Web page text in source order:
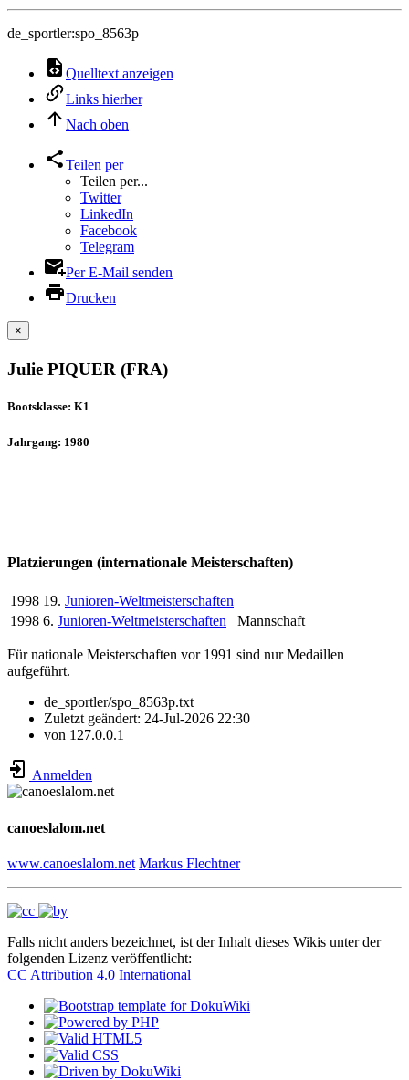
de_sportler:spo_8563p
Quelltext anzeigen
Links hierher
Nach oben
Teilen per
Teilen per...
Twitter
LinkedIn
Facebook
Telegram
Per E-Mail senden
Drucken
×
Julie PIQUER (FRA)
Bootsklasse: K1
Jahrgang: 1980
Platzierungen (internationale Meisterschaften)
1998 19. Junioren-Weltmeisterschaften
1998 6. Junioren-Weltmeisterschaften Mannschaft
Für nationale Meisterschaften vor 1991 sind nur Medaillen
aufgeführt.
de_sportler/spo_8563p.txt
Zuletzt geändert: 24-Jul-2026 22:30
von 127.0.0.1
Anmelden
canoeslalom.net
www.canoeslalom.net Markus Flechtner
Falls nicht anders bezeichnet, ist der Inhalt dieses Wikis unter der
folgenden Lizenz veröffentlicht:
CC Attribution 4.0 International